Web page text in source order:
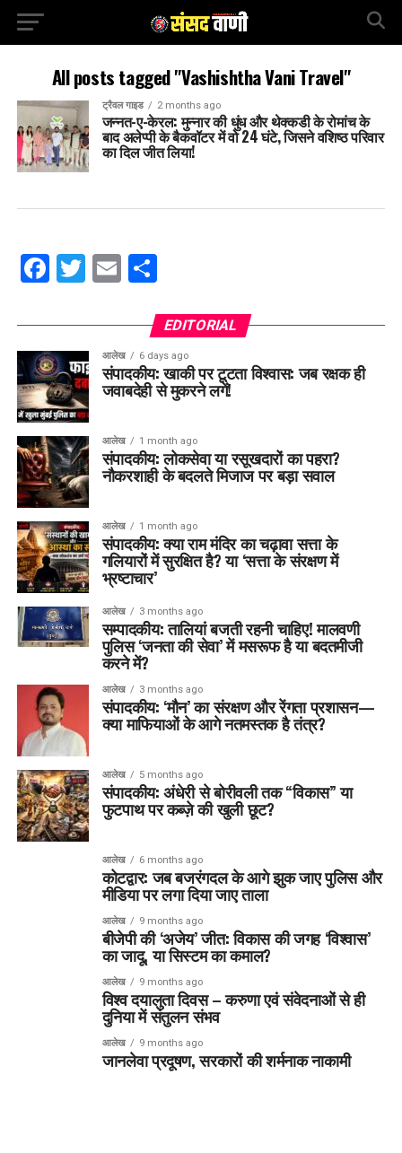
All posts tagged "Vashishtha Vani Travel"
ट्रैवल गाइड 2 months ago
जन्नत-ए-केरल: मुन्नार की धुंध और थेक्कडी के रोमांच के
बाद अलेप्पी के बैकवॉटर में वो 24 घंटे, जिसने वशिष्ठ परिवार
का दिल जीत लिया!
Facebook
Twitter
EmailShare
EDITORIAL
आलेख 6 days ago
संपादकीय: खाकी पर टूटता विश्वास: जब रक्षक ही
जवाबदेही से मुकरने लगें!
आलेख 1 month ago
संपादकीय: लोकसेवा या रसूखदारों का पहरा?
नौकरशाही के बदलते मिजाज पर बड़ा सवाल
आलेख 1 month ago
संपादकीय: क्या राम मंदिर का चढ़ावा सत्ता के
गलियारों में सुरक्षित है? या ‘सत्ता के संरक्षण में
भ्रष्टाचार’
आलेख 3 months ago
सम्पादकीय: तालियां बजती रहनी चाहिए! मालवणी
पुलिस ‘जनता की सेवा’ में मसरूफ है या बदतमीजी
करने में?
आलेख 3 months ago
संपादकीय: ‘मौन’ का संरक्षण और रेंगता प्रशासन—
क्या माफियाओं के आगे नतमस्तक है तंत्र?
आलेख 5 months ago
संपादकीय: अंधेरी से बोरीवली तक “विकास” या
फुटपाथ पर कब्ज़े की खुली छूट?
आलेख 6 months ago
कोटद्वार: जब बजरंगदल के आगे झुक जाए पुलिस और
मीडिया पर लगा दिया जाए ताला
आलेख 9 months ago
बीजेपी की ‘अजेय’ जीत: विकास की जगह ‘विश्वास’
का जादू, या सिस्टम का कमाल?
आलेख 9 months ago
विश्व दयालुता दिवस – करुणा एवं संवेदनाओं से ही
दुनिया में संतुलन संभव
आलेख 9 months ago
जानलेवा प्रदूषण, सरकारों की शर्मनाक नाकामी